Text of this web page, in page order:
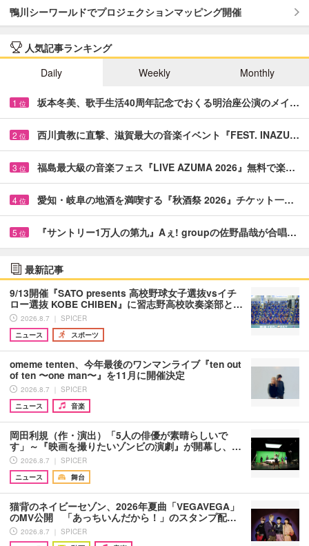
鴨川シーワールドでプロジェクションマッピング開催
人気記事ランキング
Daily
Weekly Monthly
1 位 坂本冬美、歌手生活40周年記念でおくる明治座公演のメイ…
2 位 西川貴教に直撃、滋賀最大の音楽イベント『FEST. INAZU…
3 位 福島最大級の音楽フェス『LIVE AZUMA 2026』無料で楽…
4 位 愛知・岐阜の地酒を満喫する『秋酒祭 2026』チケット一…
5 位 『サントリー1万人の第九』Aぇ! groupの佐野晶哉が合唱…
最新記事
9/13開催『SATO presents 高校野球女子選抜vsイチ
ロー選抜 KOBE CHIBEN』に習志野高校吹奏楽部と…
2026.8.7 ｜ SPICER
ニュース
スポーツ
omeme tenten、今年最後のワンマンライブ『ten out
of ten 〜one man〜』を11月に開催決定
2026.8.7 ｜ SPICER
ニュース
音楽
岡田利規（作・演出）「5人の俳優が素晴らしいで
す」～『映画を撮りたいゾンビの演劇』が開幕し、…
2026.8.7 ｜ SPICER
ニュース
舞台
猫背のネイビーセゾン、2026年夏曲「VEGAVEGA」
のMV公開 「あっちいんだから！」のスタンプ配…
2026.8.7 ｜ SPICER